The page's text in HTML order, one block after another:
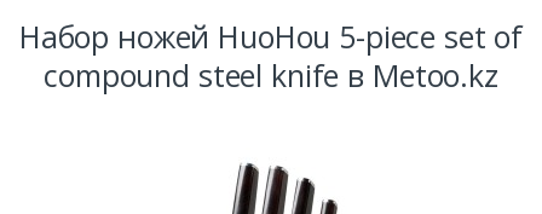
Набор ножей HuoHou 5-piece set of
compound steel knife в Metoo.kz